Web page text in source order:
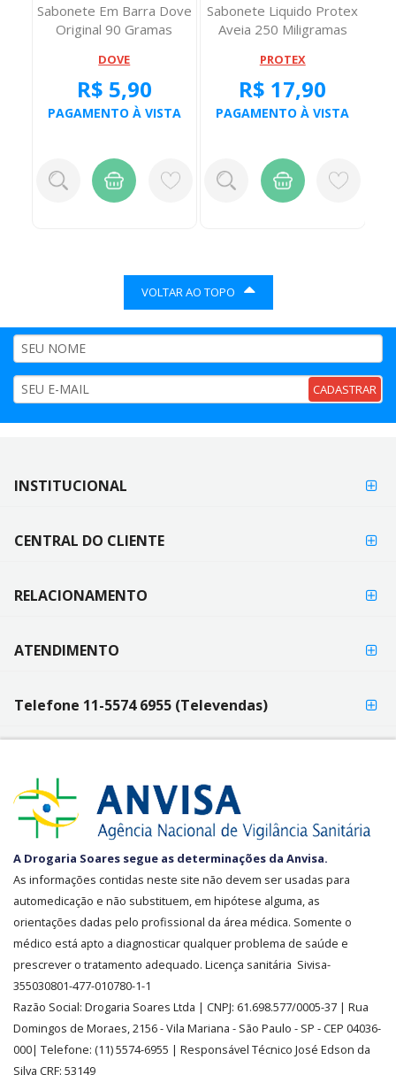
Sabonete Em Barra Dove
Original 90 Gramas
DOVE
R$ 5,90
PAGAMENTO À VISTA
Sabonete Liquido Protex
Aveia 250 Miligramas
PROTEX
R$ 17,90
PAGAMENTO À VISTA
VOLTAR AO TOPO
CADASTRAR
FORMAS
FORMAS DE
PAGAMENTO
INSTITUCIONAL
CENTRAL DO CLIENTE
RELACIONAMENTO
ATENDIMENTO
Telefone 11-5574 6955 (Televendas)
A Drogaria Soares segue as determinações da Anvisa.
As informações contidas neste site não devem ser usadas para
automedicação e não substituem, em hipótese alguma, as
orientações dadas pelo profissional da área médica. Somente o
médico está apto a diagnosticar qualquer problema de saúde e
prescrever o tratamento adequado. Licença sanitária Sivisa-
355030801-477-010780-1-1
Razão Social: Drogaria Soares Ltda | CNPJ: 61.698.577/0005-37 | Rua
Domingos de Moraes, 2156-Vila Mariana - São Paulo - SP - CEP 04036-
000| Telefone: (11)5574-6955 | Responsável Técnico José Edson da
Silva CRF: 53149